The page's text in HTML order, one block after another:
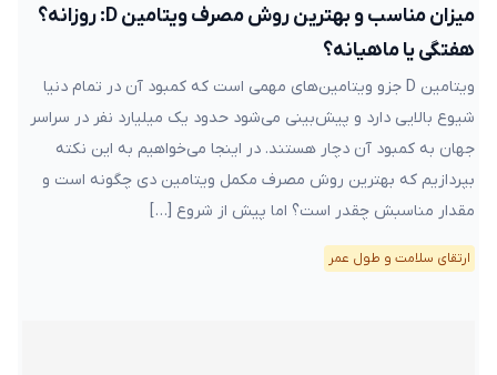
میزان مناسب و بهترین روش مصرف ویتامین D: روزانه؟
هفتگی یا ماهیانه؟
ویتامین D جزو ویتامین‌های مهمی است که کمبود آن در تمام دنیا
شیوع بالایی دارد و پیش‌بینی می‌شود حدود یک میلیارد نفر در سراسر
جهان به کمبود آن دچار هستند. در اینجا می‌خواهیم به این نکته
بپردازیم که بهترین روش مصرف مکمل ویتامین دی چگونه است و
مقدار مناسبش چقدر است؟ اما پیش از شروع […]
ارتقای سلامت و طول عمر